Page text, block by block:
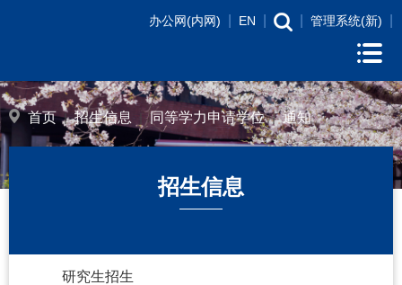
办公网(内网) EN 管理系统(新)
首页 招生信息 同等学力申请学位 通知
招生信息
研究生招生